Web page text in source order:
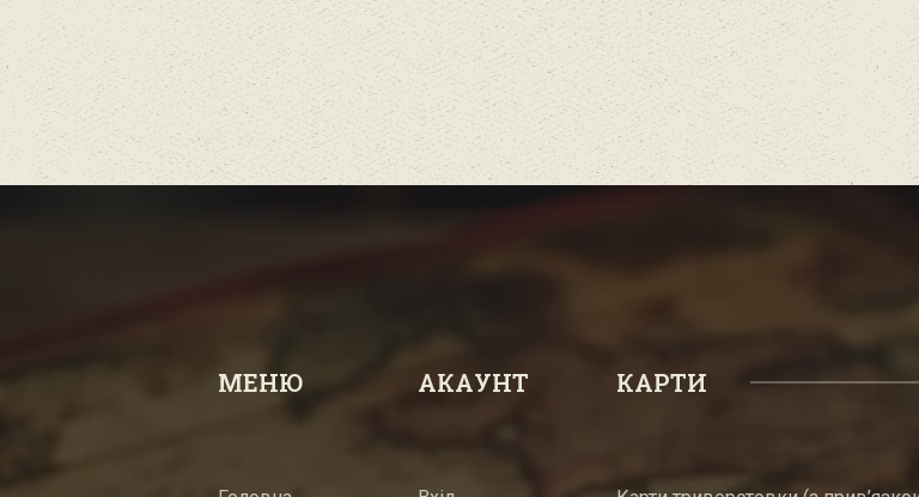
МЕНЮ АКАУНТ КАРТИ